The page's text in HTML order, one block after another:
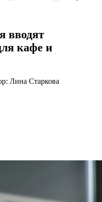
вводят
кафе и
Лина Старкова